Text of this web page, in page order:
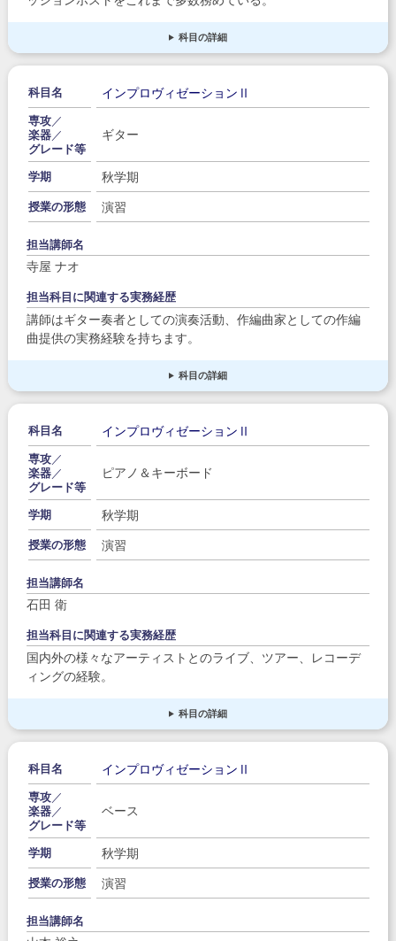
科目の詳細
科目名 インプロヴィゼーションⅡ
専攻／
楽器／
グレード等
ギター
学期 秋学期
授業の形態 演習
担当講師名
寺屋 ナオ
担当科目に関連する実務経歴
講師はギター奏者としての演奏活動、作編曲家としての作編
曲提供の実務経験を持ちます。
科目の詳細
科目名 インプロヴィゼーションⅡ
専攻／
楽器／
グレード等
ピアノ＆キーボード
学期 秋学期
授業の形態 演習
担当講師名
石田 衛
担当科目に関連する実務経歴
国内外の様々なアーティストとのライブ、ツアー、レコーデ
ィングの経験。
科目の詳細
科目名 インプロヴィゼーションⅡ
専攻／
楽器／
グレード等
ベース
学期 秋学期
授業の形態 演習
担当講師名